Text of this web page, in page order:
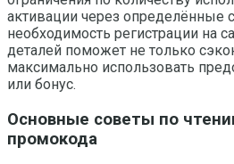
активации через определённые
необходимость регистрации на
деталей поможет не только
максимально использовать
или бонус.
Основные советы по
промокода